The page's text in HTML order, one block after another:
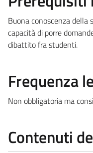
Buona conoscenza della
capacità di porre
dibattito fra studenti.
Frequenza
Non obbligatoria ma
Contenuti